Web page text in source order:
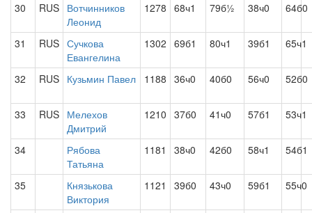
30 RUS Вотчинников
Леонид
1278 68ч1 79б½ 38ч0 64б0
31 RUS Сучкова
Евангелина
1302 69б1 80ч1 39б1 65ч1
32 RUS Кузьмин Павел 1188 36ч0 40б0 56ч0 52б0
33 RUS Мелехов
Дмитрий
1210 37б0 41ч0 57б1 53ч1
34
Рябова
Татьяна
1181 38ч0 42б0 58ч1 54б1
35
Князькова
Виктория
1121 39б0 43ч0 59б1 55ч0